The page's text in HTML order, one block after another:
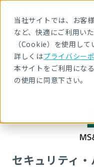
当社サイトでは、お客
など、快適にご利用い
（Cookie）を使用して
詳しくはプライバシー
本サイトをご利用にな
の使用に同意下さい。
HOME 導入事例 MS＆ADシ
MS＆ADシ
セキュリティ